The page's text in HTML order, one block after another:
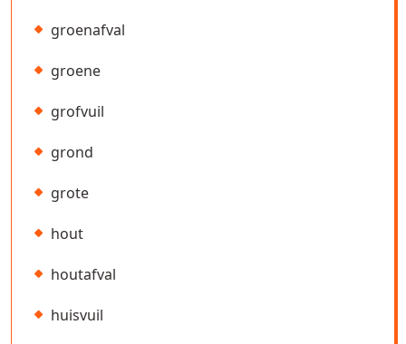
groenafval
groene
grofvuil
grond
grote
hout
houtafval
huisvuil